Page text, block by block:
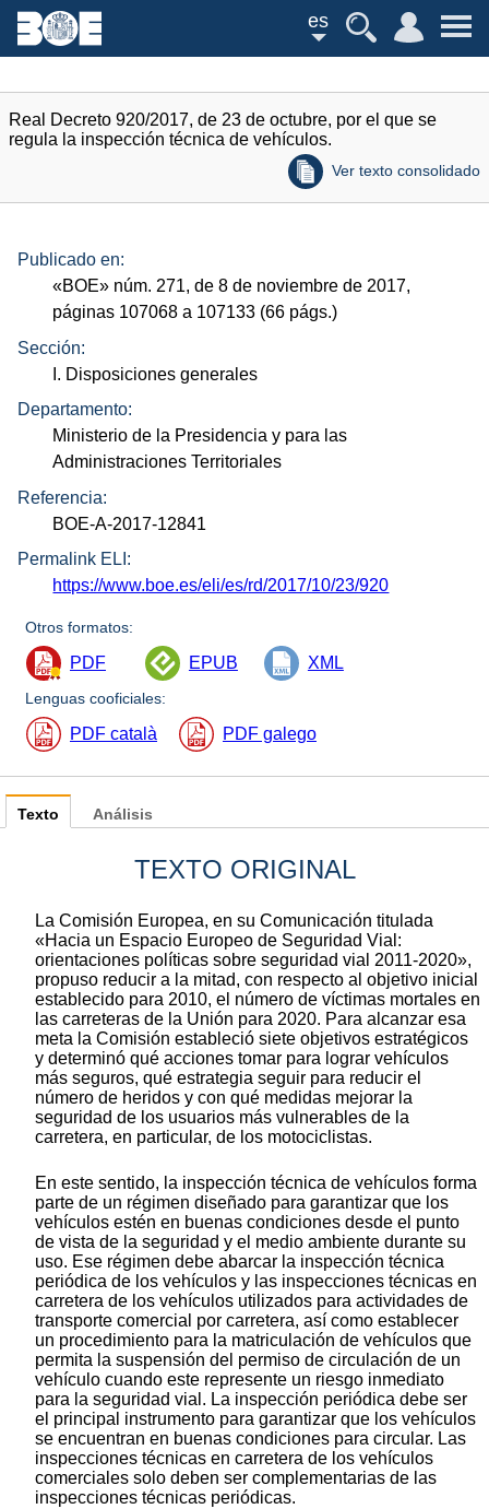
es
Real Decreto 920/2017, de 23 de octubre, por el que se
regula la inspección técnica de vehículos.
Ver texto consolidado
Publicado en:
«BOE» núm. 271, de 8 de noviembre de 2017,
páginas 107068 a 107133 (66 págs.)
Sección:
I. Disposiciones generales
Departamento:
Ministerio de la Presidencia y para las
Administraciones Territoriales
Referencia:
BOE-A-2017-12841
Permalink ELI:
https://www.boe.es/eli/es/rd/2017/10/23/920
Otros formatos:
PDF EPUB XML
Lenguas cooficiales:
PDF català PDF galego
Texto
TEXTO ORIGINAL
La Comisión Europea, en su Comunicación titulada
«Hacia un Espacio Europeo de Seguridad Vial:
orientaciones políticas sobre seguridad vial 2011-2020»,
propuso reducir a la mitad, con respecto al objetivo inicial
establecido para 2010, el número de víctimas mortales en
las carreteras de la Unión para 2020. Para alcanzar esa
meta la Comisión estableció siete objetivos estratégicos
y determinó qué acciones tomar para lograr vehículos
más seguros, qué estrategia seguir para reducir el
número de heridos y con qué medidas mejorar la
seguridad de los usuarios más vulnerables de la
carretera, en particular, de los motociclistas.
En este sentido, la inspección técnica de vehículos forma
parte de un régimen diseñado para garantizar que los
vehículos estén en buenas condiciones desde el punto
de vista de la seguridad y el medio ambiente durante su
uso. Ese régimen debe abarcar la inspección técnica
periódica de los vehículos y las inspecciones técnicas en
carretera de los vehículos utilizados para actividades de
transporte comercial por carretera, así como establecer
un procedimiento para la matriculación de vehículos que
permita la suspensión del permiso de circulación de un
vehículo cuando este represente un riesgo inmediato
para la seguridad vial. La inspección periódica debe ser
el principal instrumento para garantizar que los vehículos
se encuentran en buenas condiciones para circular. Las
inspecciones técnicas en carretera de los vehículos
comerciales solo deben ser complementarias de las
inspecciones técnicas periódicas.
Análisis